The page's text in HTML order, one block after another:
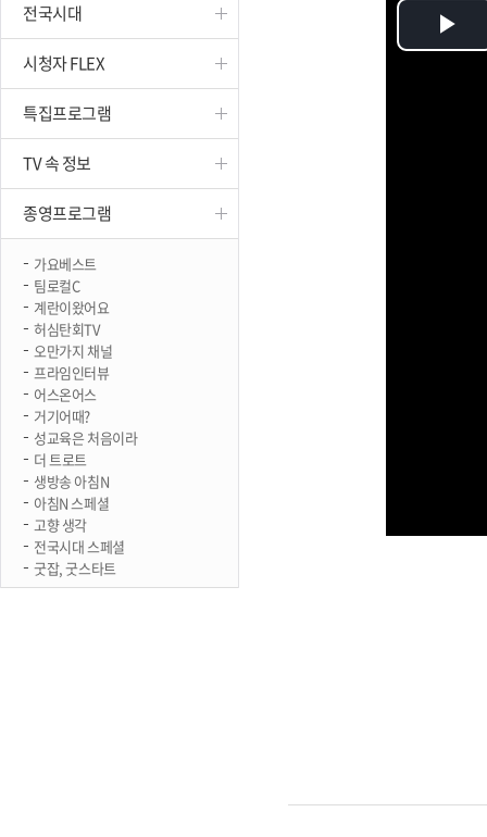
전국시대
시청자 FLEX
특집프로그램
TV 속 정보
종영프로그램
가요베스트
팀로컬C
계란이왔어요
허심탄회TV
오만가지 채널
프라임인터뷰
어스온어스
거기어때?
성교육은 처음이라
더 트로트
생방송 아침N
아침N 스페셜
고향 생각
전국시대 스페셜
굿잡, 굿스타트